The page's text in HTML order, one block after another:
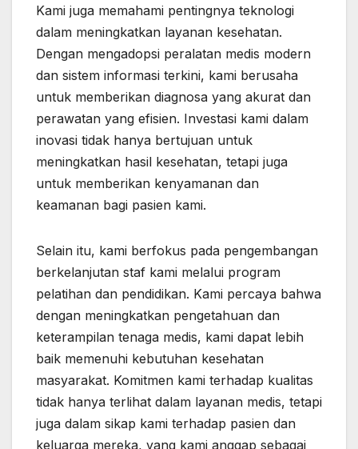
Kami juga memahami pentingnya teknologi
dalam meningkatkan layanan kesehatan.
Dengan mengadopsi peralatan medis modern
dan sistem informasi terkini, kami berusaha
untuk memberikan diagnosa yang akurat dan
perawatan yang efisien. Investasi kami dalam
inovasi tidak hanya bertujuan untuk
meningkatkan hasil kesehatan, tetapi juga
untuk memberikan kenyamanan dan
keamanan bagi pasien kami.
Selain itu, kami berfokus pada pengembangan
berkelanjutan staf kami melalui program
pelatihan dan pendidikan. Kami percaya bahwa
dengan meningkatkan pengetahuan dan
keterampilan tenaga medis, kami dapat lebih
baik memenuhi kebutuhan kesehatan
masyarakat. Komitmen kami terhadap kualitas
tidak hanya terlihat dalam layanan medis, tetapi
juga dalam sikap kami terhadap pasien dan
keluarga mereka, yang kami anggap sebagai